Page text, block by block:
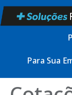
Para Sua